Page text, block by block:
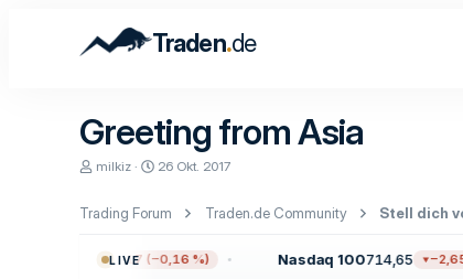
Traden.de
Greeting from Asia
E
t
milkiz
E
t
26 Okt. 2017
Trading Forum Traden.de Community Stell dich
LIVE
−12,17 (−0,16 %) Nasdaq 100714,65 −2,65